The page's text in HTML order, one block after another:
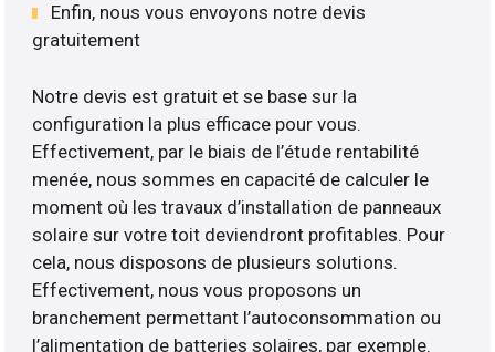
Enfin, nous vous envoyons notre devis
gratuitement
Notre devis est gratuit et se base sur la
configuration la plus efficace pour vous.
Effectivement, par le biais de l’étude rentabilité
menée, nous sommes en capacité de calculer le
moment où les travaux d’installation de panneaux
solaire sur votre toit deviendront profitables. Pour
cela, nous disposons de plusieurs solutions.
Effectivement, nous vous proposons un
branchement permettant l’autoconsommation ou
l’alimentation de batteries solaires, par exemple.